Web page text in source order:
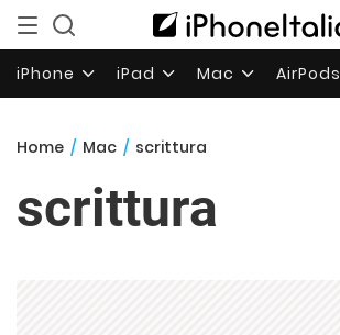
iPhone iPad Mac AirPods
Home / Mac / scrittura
scrittura